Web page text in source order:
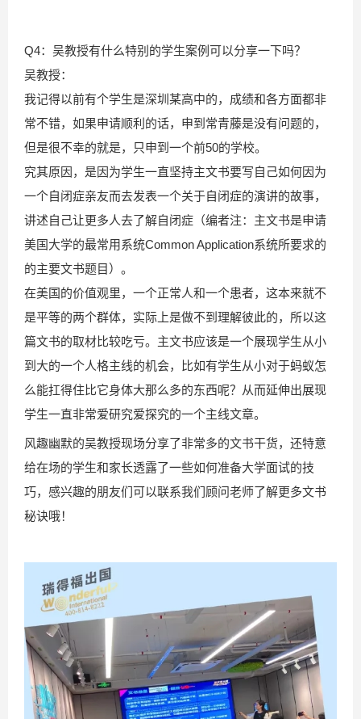
Q4：吴教授有什么特别的学生案例可以分享一下吗？
吴教授：
我记得以前有个学生是深圳某高中的，成绩和各方面都非
常不错，如果申请顺利的话，申到常青藤是没有问题的，
但是很不幸的就是，只申到一个前50的学校。
究其原因，是因为学生一直坚持主文书要写自己如何因为
一个自闭症亲友而去发表一个关于自闭症的演讲的故事，
讲述自己让更多人去了解自闭症（编者注：主文书是申请
美国大学的最常用系统Common Application系统所要求的
的主要文书题目）。
在美国的价值观里，一个正常人和一个患者，这本来就不
是平等的两个群体，实际上是做不到理解彼此的，所以这
篇文书的取材比较吃亏。主文书应该是一个展现学生从小
到大的一个人格主线的机会，比如有学生从小对于蚂蚁怎
么能扛得住比它身体大那么多的东西呢？从而延伸出展现
学生一直非常爱研究爱探究的一个主线文章。
风趣幽默的吴教授现场分享了非常多的文书干货，还特意
给在场的学生和家长透露了一些如何准备大学面试的技
巧，感兴趣的朋友们可以联系我们顾问老师了解更多文书
秘诀哦！